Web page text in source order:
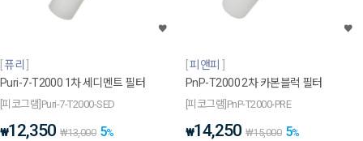
퓨리
Puri-7-T2000 1차 세디멘트 필터
[피코그램]Puri-7-T2000-SED
₩12,350 ₩13,000 5%
피앤피
PnP-T2000 2차 카본블럭 필터
[피코그램]PnP-T2000-PRE
₩14,250 ₩15,000 5%